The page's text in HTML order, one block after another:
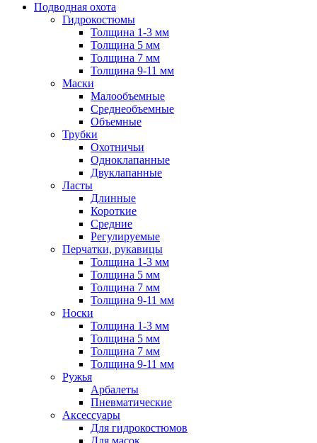
Подводная охота
Гидрокостюмы
Толщина 1-3 мм
Толщина 5 мм
Толщина 7 мм
Толщина 9-11 мм
Маски
Малообъемные
Среднеобъемные
Объемные
Трубки
Охотничьи
Одноклапанные
Двуклапанные
Ласты
Длинные
Короткие
Средние
Регулируемые
Перчатки, рукавицы
Толщина 1-3 мм
Толщина 5 мм
Толщина 7 мм
Толщина 9-11 мм
Носки
Толщина 1-3 мм
Толщина 5 мм
Толщина 7 мм
Толщина 9-11 мм
Ружья
Арбалеты
Пневматические
Аксессуары
Для гидрокостюмов
Для масок